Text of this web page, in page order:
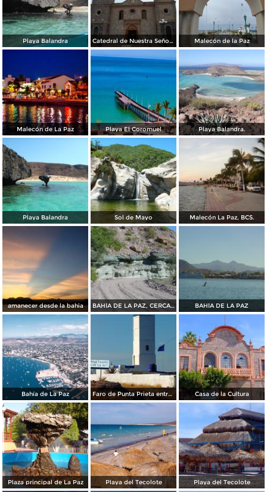
Playa Balandra Catedral de Nuestra Señora de la Paz Malecón de la Paz
Malecón de La Paz Playa El Coromuel Playa Balandra.
Playa Balandra Sol de Mayo Malecón La Paz, BCS.
amanecer desde la bahia BAHÍA DE LA PAZ, CERCA DE SAN JUAN DE LA COSTA BAHÍA DE LA PAZ
Bahía de La Paz Faro de Punta Prieta entre la Paz y Pichilingue Casa de la Cultura
Plaza principal de La Paz Playa del Tecolote Playa del Tecolote